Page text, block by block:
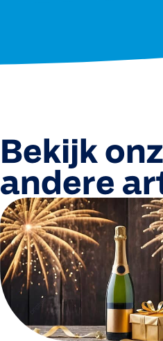
Bekijk
andere